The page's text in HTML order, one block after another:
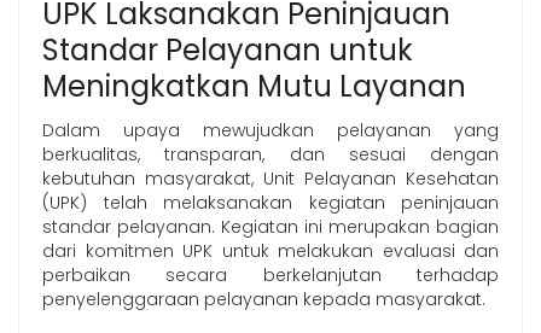
UPK Laksanakan Peninjauan
Standar Pelayanan untuk
Meningkatkan Mutu Layanan
Dalam upaya mewujudkan pelayanan yang
berkualitas, transparan, dan sesuai dengan
kebutuhan masyarakat, Unit Pelayanan Kesehatan
(UPK) telah melaksanakan kegiatan peninjauan
standar pelayanan. Kegiatan ini merupakan bagian
dari komitmen UPK untuk melakukan evaluasi dan
perbaikan secara berkelanjutan terhadap
penyelenggaraan pelayanan kepada masyarakat.